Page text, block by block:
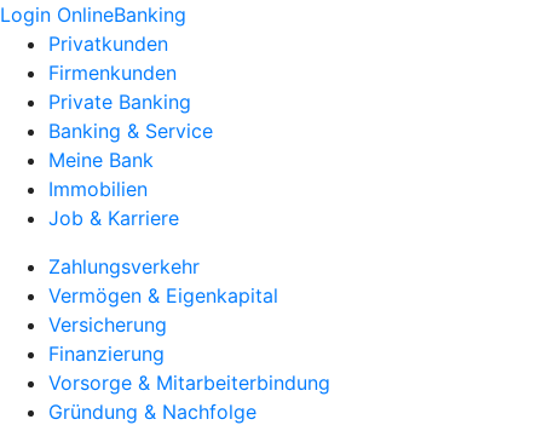
Login OnlineBanking
Privatkunden
Firmenkunden
Private Banking
Banking & Service
Meine Bank
Immobilien
Job & Karriere
Zahlungsverkehr
Vermögen & Eigenkapital
Versicherung
Finanzierung
Vorsorge & Mitarbeiterbindung
Gründung & Nachfolge